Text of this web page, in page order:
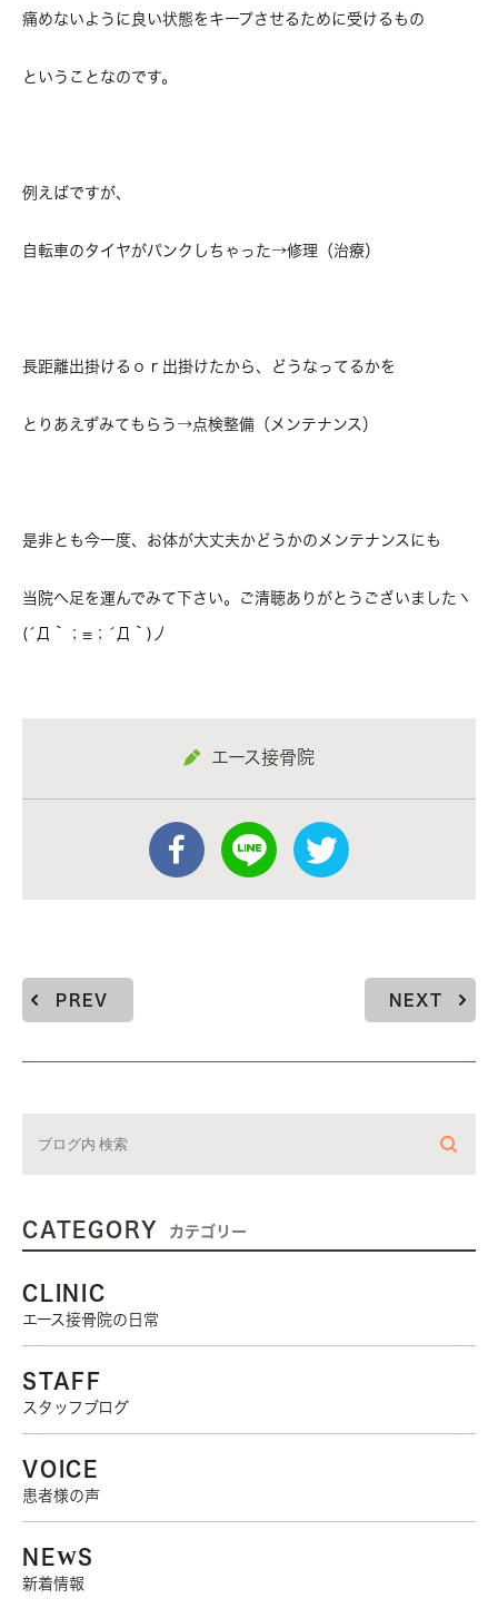
痛めないように良い状態をキープさせるために受けるもの
ということなのです。
例えばですが、
自転車のタイヤがパンクしちゃった→修理（治療）
長距離出掛けるｏｒ出掛けたから、どうなってるかを
とりあえずみてもらう→点検整備（メンテナンス）
是非とも今一度、お体が大丈夫かどうかのメンテナンスにも
当院へ足を運んでみて下さい。ご清聴ありがとうございましたヽ
(´Д｀；≡；´Д｀)丿
エース接骨院
PREV NEXT
CATEGORY カテゴリー
CLINIC
エース接骨院の日常
STAFF
スタッフブログ
VOICE
患者様の声
NEWS
新着情報